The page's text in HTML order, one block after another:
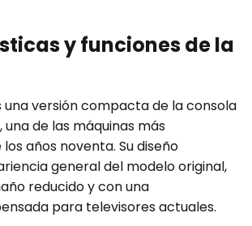
y funciones de la
una versión compacta de la consola
una de las máquinas más
años noventa. Su diseño
general del modelo original,
reducido y con una
para televisores actuales.